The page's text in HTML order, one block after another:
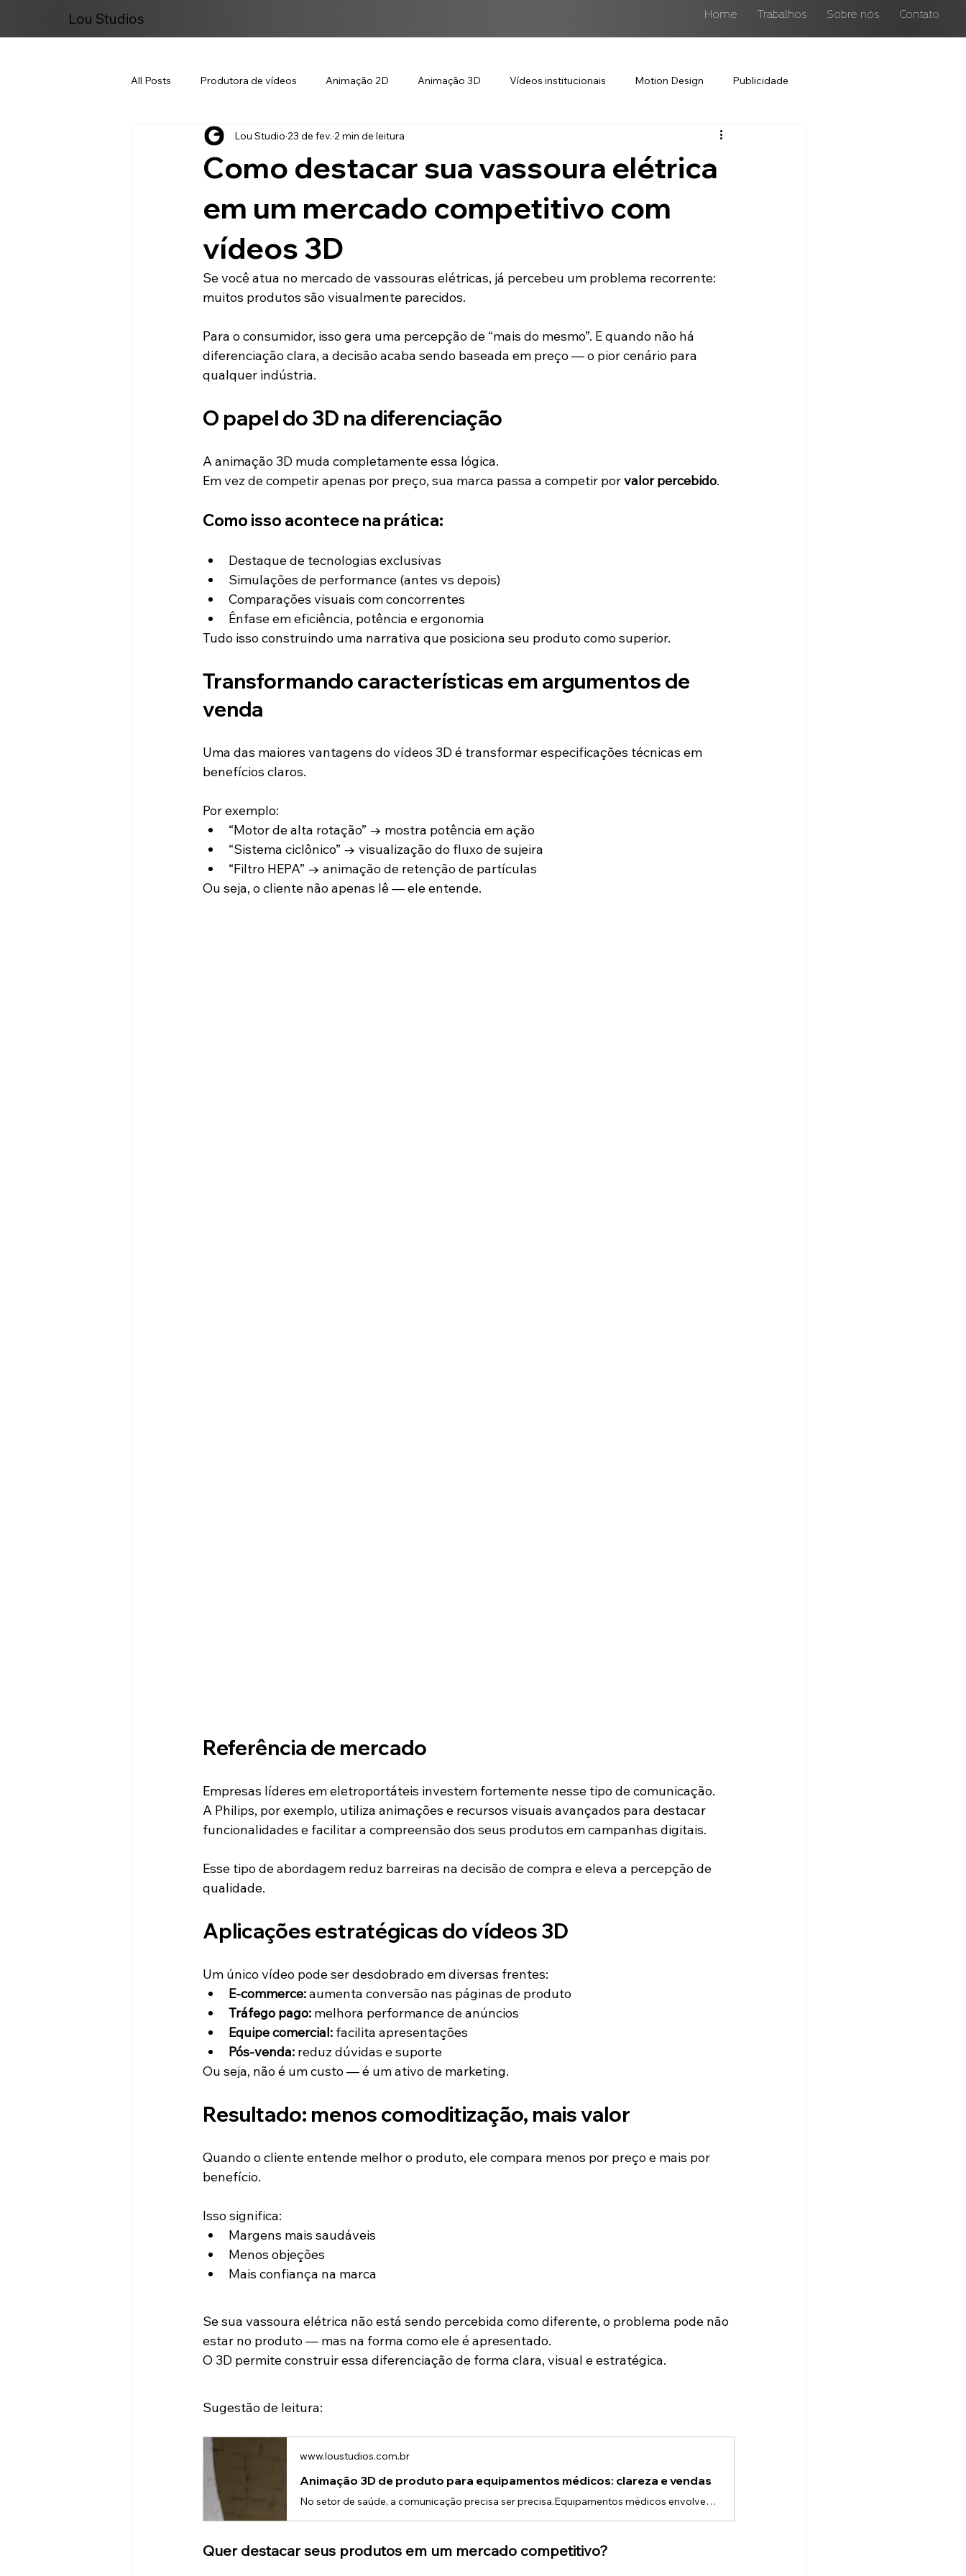
Lou Studios Home Trabalhos Sobre nós Contato
All Posts Produtora de vídeos Animação 2D Animação 3D Vídeos institucionais Motion Design Publicidade
Marketing Digital
Como destacar sua vassoura elétrica
em um mercado competitivo com
vídeos 3D
Lou Studio 23 de fev. 2 min de leitura
Se você atua no mercado de vassouras elétricas, já percebeu um problema recorrente:
muitos produtos são visualmente parecidos.
Para o consumidor, isso gera uma percepção de “mais do mesmo”. E quando não há
diferenciação clara, a decisão acaba sendo baseada em preço — o pior cenário para
qualquer indústria.
O papel do 3D na diferenciação
A animação 3D muda completamente essa lógica.
Em vez de competir apenas por preço, sua marca passa a competir por valor percebido.
Como isso acontece na prática:
Destaque de tecnologias exclusivas
Simulações de performance (antes vs depois)
Comparações visuais com concorrentes
Ênfase em eficiência, potência e ergonomia
Tudo isso construindo uma narrativa que posiciona seu produto como superior.
Transformando características em argumentos de
venda
Uma das maiores vantagens do vídeos 3D é transformar especificações técnicas em
benefícios claros.
Por exemplo:
“Motor de alta rotação” → mostra potência em ação
“Sistema ciclônico” → visualização do fluxo de sujeira
“Filtro HEPA” → animação de retenção de partículas
Ou seja, o cliente não apenas lê — ele entende.
Referência de mercado
Empresas líderes em eletroportáteis investem fortemente nesse tipo de comunicação.
A Philips, por exemplo, utiliza animações e recursos visuais avançados para destacar
funcionalidades e facilitar a compreensão dos seus produtos em campanhas digitais.
Esse tipo de abordagem reduz barreiras na decisão de compra e eleva a percepção de
qualidade.
Aplicações estratégicas do vídeos 3D
Um único vídeo pode ser desdobrado em diversas frentes:
E-commerce: aumenta conversão nas páginas de produto
Tráfego pago: melhora performance de anúncios
Equipe comercial: facilita apresentações
Pós-venda: reduz dúvidas e suporte
Ou seja, não é um custo — é um ativo de marketing.
Resultado: menos comoditização, mais valor
Quando o cliente entende melhor o produto, ele compara menos por preço e mais por
benefício.
Isso significa:
Margens mais saudáveis
Menos objeções
Mais confiança na marca
Se sua vassoura elétrica não está sendo percebida como diferente, o problema pode não
estar no produto — mas na forma como ele é apresentado.
O 3D permite construir essa diferenciação de forma clara, visual e estratégica.
Sugestão de leitura:
www.loustudios.com.br
Animação 3D de produto para equipamentos médicos: clareza e vendas
No setor de saúde, a comunicação precisa ser precisa.Equipamentos médicos envolvem: • Tecnologias complexas • Processos detalhados • Alto nível de responsabilidade • Decisões críticasDiferente de outros mercados, aqui não basta chamar atenção —é preciso explicar com clareza e gerar confiança.O desafio de comunicar tecnologia médicaMuitas empresas enfrentam dificuldades como: • Explicar funcionamento técnico para diferentes públicos • Demonstrar benefícios clínicos de forma visual • Treinar equip
Quer destacar seus produtos em um mercado competitivo?